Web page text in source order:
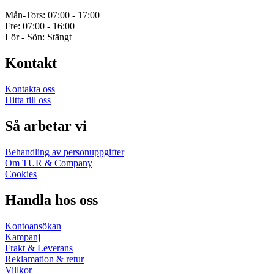
Mån-Tors: 07:00 - 17:00
Fre: 07:00 - 16:00
Lör - Sön: Stängt
Kontakt
Kontakta oss
Hitta till oss
Så arbetar vi
Behandling av personuppgifter
Om TUR & Company
Cookies
Handla hos oss
Kontoansökan
Kampanj
Frakt & Leverans
Reklamation & retur
Villkor